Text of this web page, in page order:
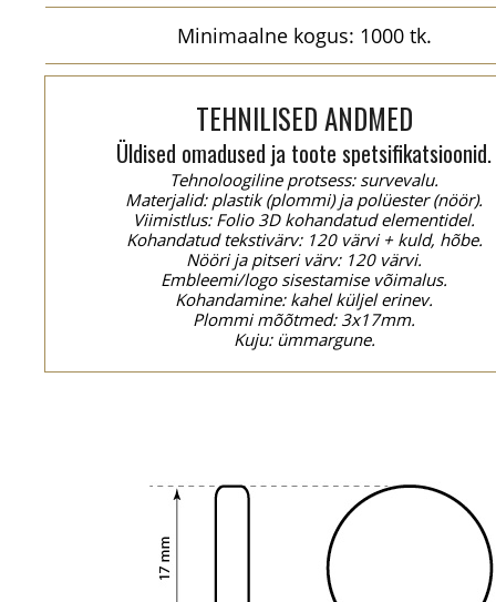
Minimaalne kogus: 1000 tk.
TEHNILISED ANDMED
Üldised omadused ja toote spetsifikatsioonid.
Tehnoloogiline protsess: survevalu.
Materjalid: plastik (plommi) ja polüester (nöör).
Viimistlus: Folio 3D kohandatud elementidel.
Kohandatud tekstivärv: 120 värvi + kuld, hõbe.
Nööri ja pitseri värv: 120 värvi.
Embleemi/logo sisestamise võimalus.
Kohandamine: kahel küljel erinev.
Plommi mõõtmed: 3x17mm.
Kuju: ümmargune.